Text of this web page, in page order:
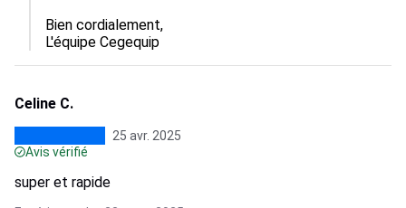
Bien cordialement,
L'équipe Cegequip
Celine C.
25 avr. 2025
Avis vérifié
super et rapide